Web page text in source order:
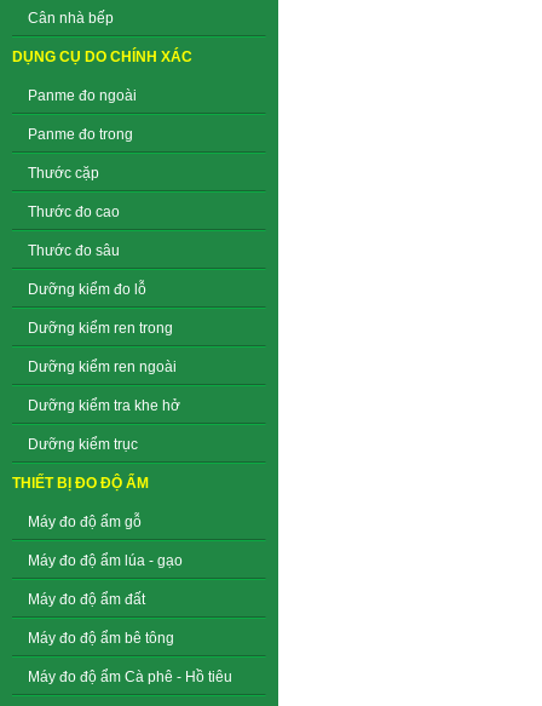
Cân nhà bếp
DỤNG CỤ DO CHÍNH XÁC
Panme đo ngoài
Panme đo trong
Thước cặp
Thước đo cao
Thước đo sâu
Dưỡng kiểm đo lỗ
Dưỡng kiểm ren trong
Dưỡng kiểm ren ngoài
Dưỡng kiểm tra khe hở
Dưỡng kiểm trục
THIẾT BỊ ĐO ĐỘ ẨM
Máy đo độ ẩm gỗ
Máy đo độ ẩm lúa - gạo
Máy đo độ ẩm đất
Máy đo độ ẩm bê tông
Máy đo độ ẩm Cà phê - Hồ tiêu